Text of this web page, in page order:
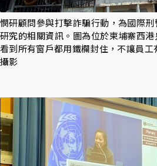
憫研顧問參與打擊詐騙行動，為國際
研究的相關資訊。圖為位於柬埔寨西
看到所有窗戶都用鐵欄封住，不讓員
攝影